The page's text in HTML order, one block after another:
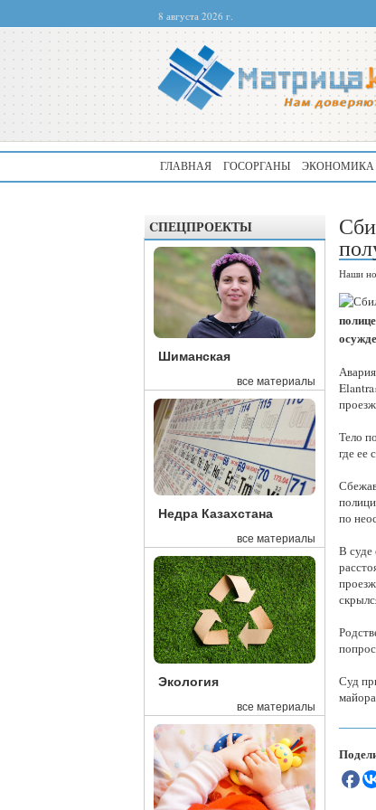
8 августа 2026 г.
ГЛАВНАЯ ГОСОРГАНЫ ЭКОНОМИКА
CПЕЦПРОЕКТЫ
Шиманская
все материалы
Недра Казахстана
все материалы
Экология
все материалы
Наши
Тело
где ее
по
В суде
Суд